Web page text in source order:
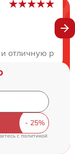
отличную
c политикой